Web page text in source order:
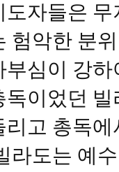
도자들은
험악한 분
부심이 강
독이었던
리고 총독
라도는 예